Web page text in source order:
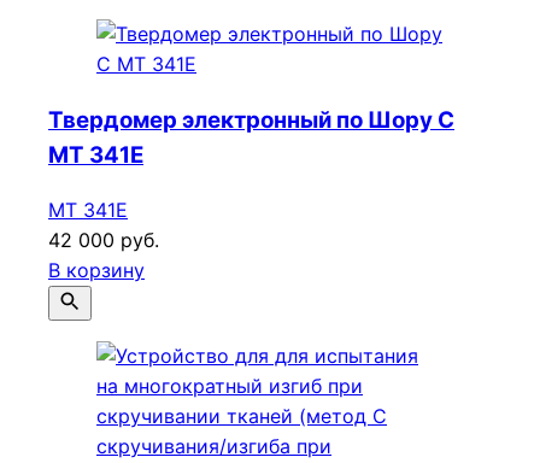
Твердомер электронный по Шору C
МТ 341E
МТ 341E
42 000 руб.
В корзину